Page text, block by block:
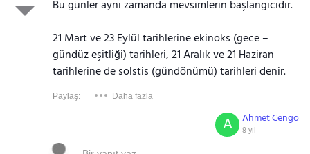
Bu günler aynı zamanda mevsimlerin başlangıcıdır.
21 Mart ve 23 Eylül tarihlerine ekinoks (gece –
gündüz eşitliği) tarihleri, 21 Aralık ve 21 Haziran
tarihlerine de solstis (gündönümü) tarihleri denir.
Paylaş: Daha fazla
Ahmet Cengo
8 yıl
A